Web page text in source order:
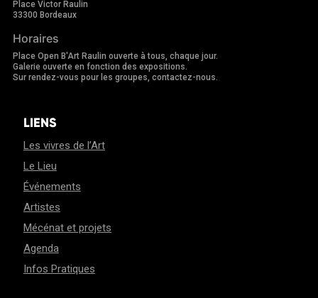
Place Victor Raulin
33300 Bordeaux
Horaires
Place Open B'Art Raulin ouverte à tous, chaque jour.
Galerie ouverte en fonction des expositions.
Sur rendez-vous pour les groupes, contactez-nous.
LIENS
Les vivres de l’Art
Le Lieu
Événements
Artistes
Mécénat et projets
Agenda
Infos Pratiques